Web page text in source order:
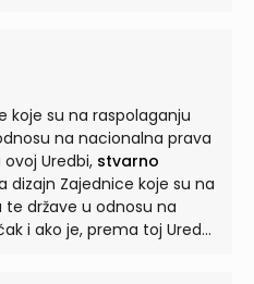
utvrdi ili odredi mjesno i
sud odredi kao mjesno i
nacionalno pravo
omogućuje da utvrdi ili
sud ...
koje su na raspolaganju
na nacionalna prava
Uredbi, stvarno
države u odnosu na
i ako je, prema toj Uredbi,